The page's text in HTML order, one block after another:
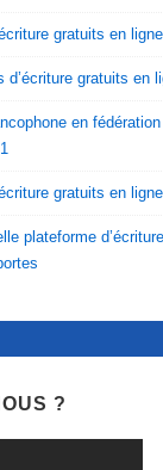
gratuits en ligne
d’écriture gratuits en
en
gratuits en ligne
plateforme
?